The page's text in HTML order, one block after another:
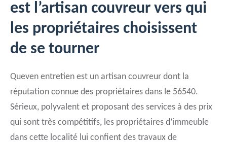
est l’artisan couvreur vers qui
les propriétaires choisissent
de se tourner
Queven entretien est un artisan couvreur dont la
réputation connue des propriétaires dans le 56540.
Sérieux, polyvalent et proposant des services à des prix
qui sont très compétitifs, les propriétaires d’immeuble
dans cette localité lui confient des travaux de